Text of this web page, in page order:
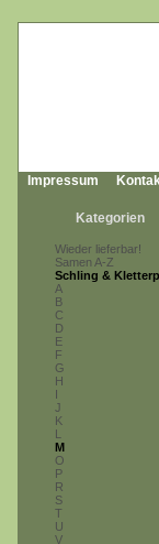
Impressum
Kategorien
Wieder lieferbar!
Samen A-Z
Schling &
A
B
C
D
E
F
G
H
I
J
K
L
M
O
P
R
S
T
U
V